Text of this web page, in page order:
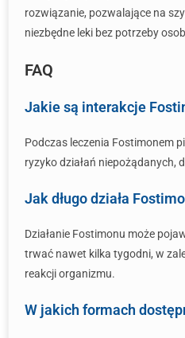
rozwiązanie, pozwalające na
niezbędne leki bez potrzeby
FAQ
Jakie są interakcje
Podczas leczenia Fostimonem
ryzyko działań niepożądanych,
Jak długo działa
Działanie Fostimonu może
trwać nawet kilka tygodni, w
reakcji organizmu.
W jakich formach